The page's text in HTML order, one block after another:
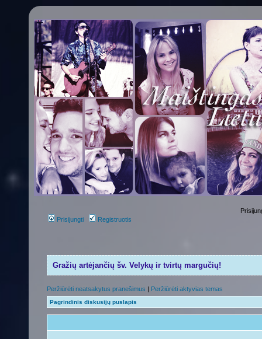
Prisijungti Registruotis
Gražių artėjančių šv. Velykų ir tvirtų margučių!
Peržiūrėti neatsakytus pranešimus | Peržiūrėti aktyvias temas
Pagrindinis diskusijų puslapis